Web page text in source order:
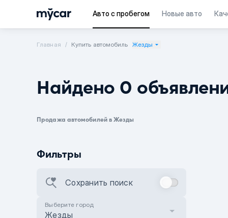
Авто с пробегом Новые авто
Главная Купить автомобиль Жезды
Найдено 0
Продажа автомобилей в Жезды
Фильтры
Сохранить поиск
Выберите город
Жезды